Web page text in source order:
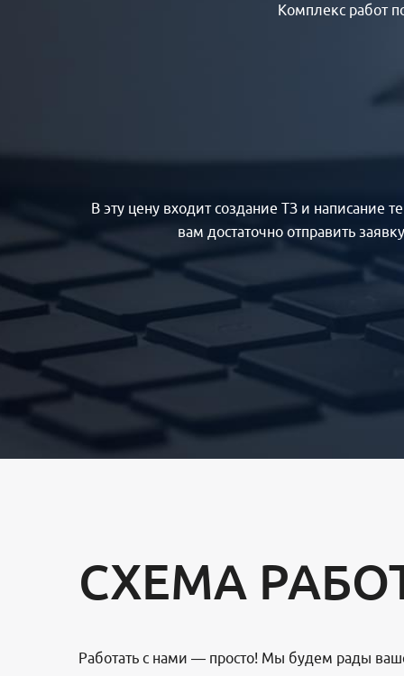
Комплекс работ
В эту цену входит создание ТЗ и написание
вам достаточно отправить
СХЕМА
Работать с нами — просто! Мы будем рады